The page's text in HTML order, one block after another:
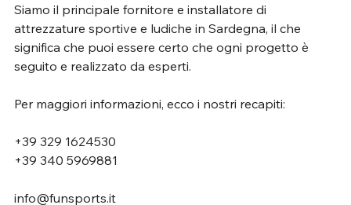
Siamo il principale fornitore e installatore di
attrezzature sportive e ludiche in Sardegna, il che
significa che puoi essere certo che ogni progetto è
seguito e realizzato da esperti.
Per maggiori informazioni, ecco i nostri recapiti:
+39 329 1624530
+39 340 5969881
info@funsports.it